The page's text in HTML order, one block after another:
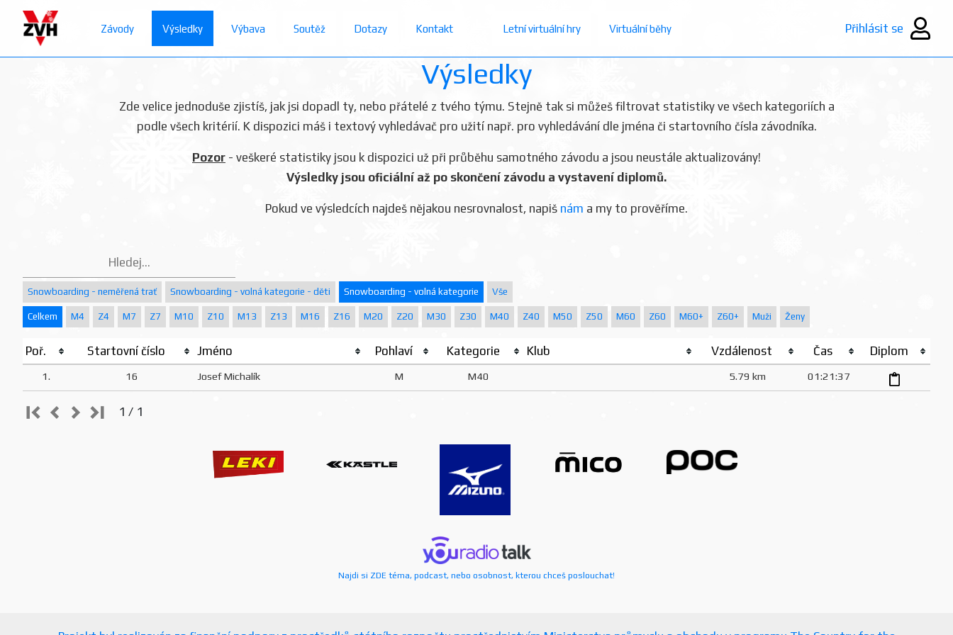
Závody Výsledky Výbava Soutěž Dotazy Kontakt Letní virtuální hry Virtuální běhy Přihlásit se
Výsledky
Zde velice jednoduše zjistíš, jak jsi dopadl ty, nebo přátelé z tvého týmu. Stejně tak si můžeš filtrovat statistiky ve všech kategoriích a
podle všech kritérií. K dispozici máš i textový vyhledávač pro užití např. pro vyhledávání dle jména či startovního čísla závodníka.
Pozor - veškeré statistiky jsou k dispozici už při průběhu samotného závodu a jsou neustále aktualizovány!
Výsledky jsou oficiální až po skončení závodu a vystavení diplomů.
Pokud ve výsledcích najdeš nějakou nesrovnalost, napiš nám a my to prověříme.
Snowboarding - neměřená trať Snowboarding - volná kategorie - děti Snowboarding - volná kategorie Vše
Celkem M4 Z4 M7 Z7 M10 Z10 M13 Z13 M16 Z16 M20 Z20 M30 Z30 M40 Z40 M50 Z50 M60 Z60 M60+ Z60+ Muži Ženy
Poř. Startovní číslo Jméno Pohlaví Kategorie Klub Vzdálenost Čas Diplom
1. 16 Josef Michalík M M40 5.79 km 01:21:37
1 / 1
Najdi si ZDE téma, podcast, nebo osobnost, kterou chceš poslouchat!